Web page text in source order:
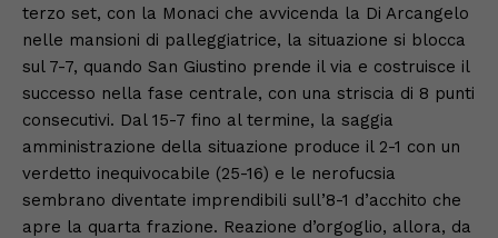
terzo set, con la Monaci che avvicenda la Di Arcangelo
nelle mansioni di palleggiatrice, la situazione si blocca
sul 7-7, quando San Giustino prende il via e costruisce il
successo nella fase centrale, con una striscia di 8 punti
consecutivi. Dal 15-7 fino al termine, la saggia
amministrazione della situazione produce il 2-1 con un
verdetto inequivocabile (25-16) e le nerofucsia
sembrano diventate imprendibili sull’8-1 d’acchito che
apre la quarta frazione. Reazione d’orgoglio, allora, da